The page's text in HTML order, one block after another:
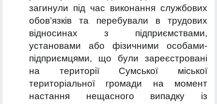
загинули під час виконання службових
обов’язків та перебували в трудових
відносинах з підприємствами,
установами або фізичними особами-
підприємцями, що були зареєстровані
на території Сумської міської
територіальної громади на момент
настання нещасного випадку із